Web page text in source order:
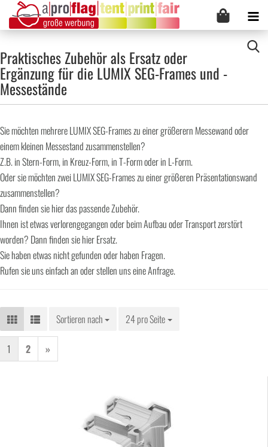
Praktisches Zubehör als Ersatz oder
Ergänzung für die LUMIX SEG-Frames und -
Messestände
Sie möchten mehrere LUMIX SEG-Frames zu einer größerern Messewand oder
einem kleinen Messestand zusammenstellen?
Z.B. in Stern-Form, in Kreuz-Form, in T-Form oder in L-Form.
Oder sie möchten zwei LUMIX SEG-Frames zu einer größeren Präsentationswand
zusammenstellen?
Dann finden sie hier das passende Zubehör.
Ihnen ist etwas verlorengegangen oder beim Aufbau oder Transport zerstört
worden? Dann finden sie hier Ersatz.
Sie haben etwas nicht gefunden oder haben Fragen.
Rufen sie uns einfach an oder stellen uns eine Anfrage.
Sortieren nach
Sortieren nach 24 pro Seite
pro Seite
1 2 »